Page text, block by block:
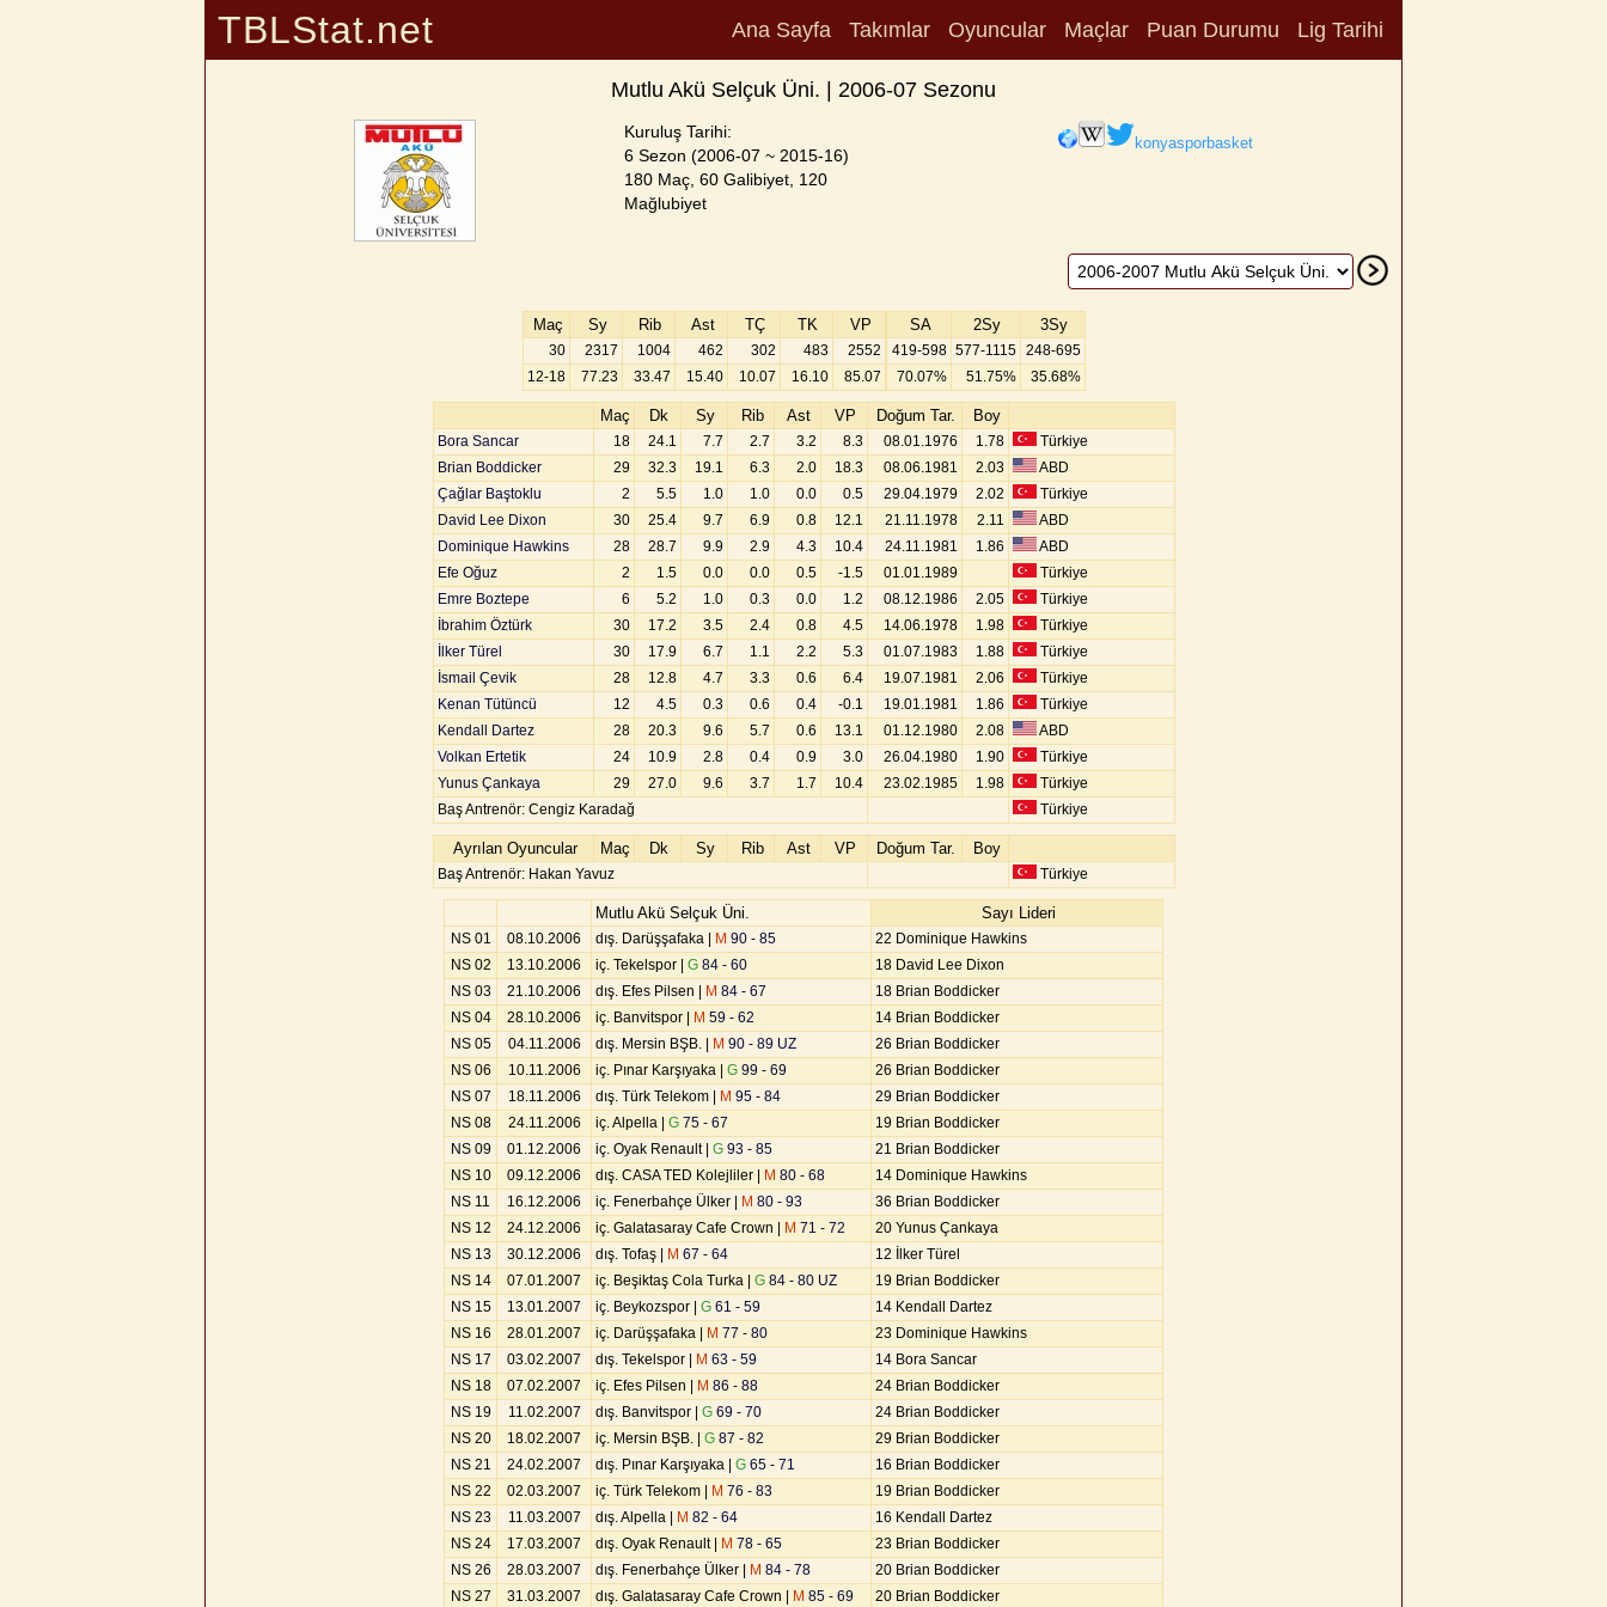
TBLStat.net Ana Sayfa Takımlar Oyuncular Maçlar Puan Durumu Lig Tarihi
Mutlu Akü Selçuk Üni. | 2006-07 Sezonu
Kuruluş Tarihi:
6 Sezon (2006-07 ~ 2015-16)
180 Maç, 60 Galibiyet, 120
Mağlubiyet
konyasporbasket
Maç Sy Rib Ast TÇ TK VP
30 2317 1004 462 302 483
2552
12-18
77.23 33.47 15.40 10.07 16.10 85.07
SA 2Sy 3Sy
419-598 577-1115
248-695
70.07%
51.75% 35.68%
Maç Dk Sy Rib Ast VP Doğum Tar. Boy
Bora Sancar 18 24.1 7.7 2.7 3.2 8.3 08.01.1976 1.78
Türkiye
Brian Boddicker
29 32.3 19.1 6.3 2.0 18.3 08.06.1981 2.03
ABD
Çağlar Baştoklu
2 5.5 1.0 1.0 0.0 0.5 29.04.1979 2.02
Türkiye
David Lee Dixon
30 25.4 9.7 6.9 0.8 12.1 21.11.1978 2.11
ABD
Dominique Hawkins
28 28.7 9.9 2.9 4.3 10.4 24.11.1981 1.86
ABD
Efe Oğuz
2 1.5 0.0 0.0 0.5 -1.5 01.01.1989
Türkiye
Emre Boztepe
6 5.2 1.0 0.3 0.0 1.2 08.12.1986 2.05
Türkiye
İbrahim Öztürk
30 17.2 3.5 2.4 0.8 4.5 14.06.1978 1.98
Türkiye
İlker Türel
30 17.9 6.7 1.1 2.2 5.3 01.07.1983 1.88
Türkiye
İsmail Çevik
28 12.8 4.7 3.3 0.6 6.4 19.07.1981 2.06
Türkiye
Kenan Tütüncü
12 4.5 0.3 0.6 0.4 -0.1 19.01.1981 1.86
Türkiye
Kendall Dartez
28 20.3 9.6 5.7 0.6 13.1 01.12.1980 2.08
ABD
Volkan Ertetik
24 10.9 2.8 0.4 0.9 3.0 26.04.1980 1.90
Türkiye
Yunus Çankaya
29 27.0 9.6 3.7 1.7 10.4 23.02.1985 1.98
Türkiye
Baş Antrenör: Cengiz Karadağ
Türkiye
Ayrılan Oyuncular Maç Dk Sy Rib Ast VP Doğum Tar. Boy
Baş Antrenör: Hakan Yavuz Türkiye
Mutlu Akü Selçuk Üni. Sayı Lideri
NS 01 08.10.2006 dış. Darüşşafaka | M 90 - 85
22 Dominique Hawkins
NS 02
13.10.2006 iç. Tekelspor | G 84 - 60
18 David Lee Dixon
NS 03
21.10.2006 dış. Efes Pilsen | M 84 - 67
18 Brian Boddicker
NS 04
28.10.2006 iç. Banvitspor | M 59 - 62
14 Brian Boddicker
NS 05
04.11.2006 dış. Mersin BŞB. | M 90 - 89 UZ
26 Brian Boddicker
NS 06
10.11.2006 iç. Pınar Karşıyaka | G 99 - 69
26 Brian Boddicker
NS 07
18.11.2006 dış. Türk Telekom | M 95 - 84
29 Brian Boddicker
NS 08
24.11.2006 iç. Alpella | G 75 - 67
19 Brian Boddicker
NS 09
01.12.2006 iç. Oyak Renault | G 93 - 85
21 Brian Boddicker
NS 10
09.12.2006 dış. CASA TED Kolejliler | M 80 - 68
14 Dominique Hawkins
NS 11
16.12.2006 iç. Fenerbahçe Ülker | M 80 - 93
36 Brian Boddicker
NS 12
24.12.2006 iç. Galatasaray Cafe Crown | M 71 - 72
20 Yunus Çankaya
NS 13
30.12.2006 dış. Tofaş | M 67 - 64
12 İlker Türel
NS 14
07.01.2007 iç. Beşiktaş Cola Turka | G 84 - 80 UZ
19 Brian Boddicker
NS 15
13.01.2007 iç. Beykozspor | G 61 - 59
14 Kendall Dartez
NS 16
28.01.2007 iç. Darüşşafaka | M 77 - 80
23 Dominique Hawkins
NS 17
03.02.2007 dış. Tekelspor | M 63 - 59
14 Bora Sancar
NS 18
07.02.2007 iç. Efes Pilsen | M 86 - 88
24 Brian Boddicker
NS 19
11.02.2007 dış. Banvitspor | G 69 - 70
24 Brian Boddicker
NS 20
18.02.2007 iç. Mersin BŞB. | G 87 - 82
29 Brian Boddicker
NS 21
24.02.2007 dış. Pınar Karşıyaka | G 65 - 71
16 Brian Boddicker
NS 22
02.03.2007 iç. Türk Telekom | M 76 - 83
19 Brian Boddicker
NS 23
11.03.2007 dış. Alpella | M 82 - 64
16 Kendall Dartez
NS 24
17.03.2007 dış. Oyak Renault | M 78 - 65
23 Brian Boddicker
NS 26
28.03.2007 dış. Fenerbahçe Ülker | M 84 - 78
20 Brian Boddicker
NS 27
31.03.2007 dış. Galatasaray Cafe Crown | M 85 - 69 20 Brian Boddicker